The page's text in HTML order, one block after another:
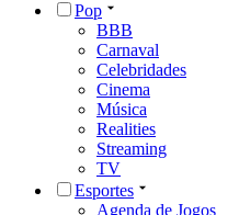
Pop
BBB
Carnaval
Celebridades
Cinema
Música
Realities
Streaming
TV
Esportes
Agenda de Jogos